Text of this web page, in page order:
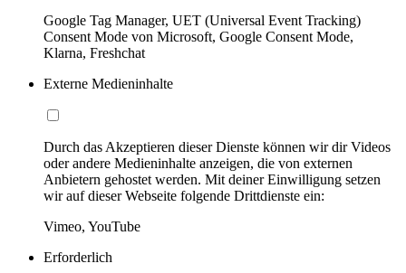
Google Tag Manager, UET (Universal Event Tracking)
Consent Mode von Microsoft, Google Consent Mode,
Klarna, Freshchat
Externe Medieninhalte
Durch das Akzeptieren dieser Dienste können wir dir Videos
oder andere Medieninhalte anzeigen, die von externen
Anbietern gehostet werden. Mit deiner Einwilligung setzen
wir auf dieser Webseite folgende Drittdienste ein:
Vimeo, YouTube
Erforderlich